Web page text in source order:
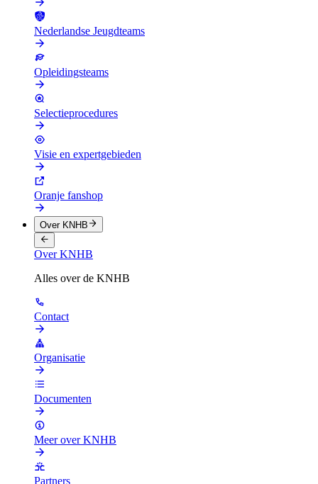
Nederlandse Jeugdteams
Opleidingsteams
Selectieprocedures
Visie en expertgebieden
Oranje fanshop
Over KNHB
Over KNHB
Alles over de KNHB
Contact
Organisatie
Documenten
Meer over KNHB
Partners